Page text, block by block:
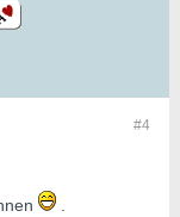
#4